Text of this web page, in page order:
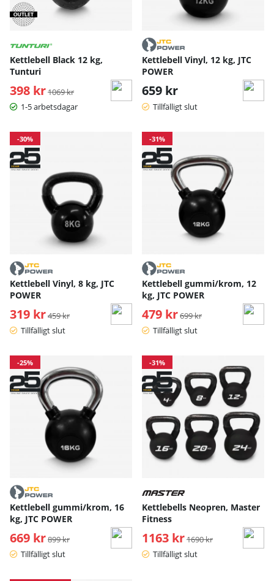
Kettlebell Black 12 kg,
Tunturi
398 kr Ordinarie pris:
1069 kr
1-5 arbetsdagar
Kettlebell Vinyl, 12 kg, JTC
POWER
659 kr
Tillfälligt slut
-30%
Kettlebell Vinyl, 8 kg, JTC
POWER
319 kr Ordinarie pris:
459 kr
Tillfälligt slut
-31%
Kettlebell gummi/krom, 12
kg, JTC POWER
479 kr Ordinarie pris:
699 kr
Tillfälligt slut
-25%
Kettlebell gummi/krom, 16
kg, JTC POWER
669 kr Ordinarie pris:
899 kr
Tillfälligt slut
-31%
Kettlebells Neopren, Master
Fitness
1163 kr Ordinarie pris:
1690 kr
Tillfälligt slut